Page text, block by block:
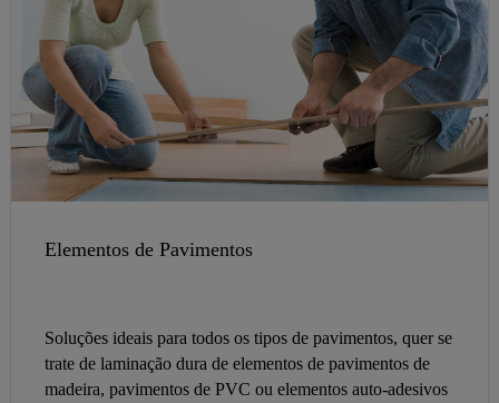
Elementos de Pavimentos
Soluções ideais para todos os tipos de pavimentos, quer se
trate de laminação dura de elementos de pavimentos de
madeira, pavimentos de PVC ou elementos auto-adesivos